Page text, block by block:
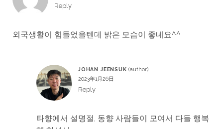
Reply
외국생활이 힘들었을텐데 밝은 모습이 좋네요^^
JOHAN JEENSUK
2023年1月26日
Reply
타향에서 설명절, 동향 사람들이 모여서 다들 행복